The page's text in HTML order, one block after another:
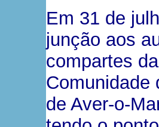
Em 31 de
junção aos
compartes
Comunidade
de Aver-o-